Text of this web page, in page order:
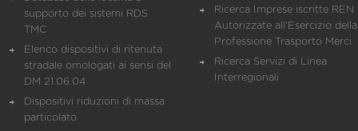
supporto dei sistemi RDS
TMC
Elenco dispositivi di ritenuta
stradale omologati ai sensi del
DM 21.06.04
Dispositivi riduzioni di massa
particolato
Ricerca Imprese iscritte REN
Autorizzate all'Esercizio della
Professione Trasporto Merci
Ricerca Servizi di Linea
Interregionali